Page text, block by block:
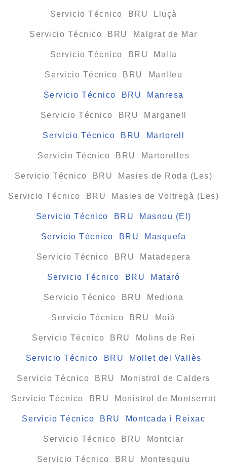
Servicio Técnico BRU Lluçà
Servicio Técnico BRU Malgrat de Mar
Servicio Técnico BRU Malla
Servicio Técnico BRU Manlleu
Servicio Técnico BRU Manresa
Servicio Técnico BRU Marganell
Servicio Técnico BRU Martorell
Servicio Técnico BRU Martorelles
Servicio Técnico BRU Masies de Roda (Les)
Servicio Técnico BRU Masies de Voltregà (Les)
Servicio Técnico BRU Masnou (El)
Servicio Técnico BRU Masquefa
Servicio Técnico BRU Matadepera
Servicio Técnico BRU Mataró
Servicio Técnico BRU Mediona
Servicio Técnico BRU Moià
Servicio Técnico BRU Molins de Rei
Servicio Técnico BRU Mollet del Vallès
Servicio Técnico BRU Monistrol de Calders
Servicio Técnico BRU Monistrol de Montserrat
Servicio Técnico BRU Montcada i Reixac
Servicio Técnico BRU Montclar
Servicio Técnico BRU Montesquiu